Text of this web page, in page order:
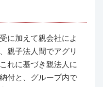
に加えて親会社によ
親子法人間でアグリ
れに基づき親法人に
付と、グループ内で